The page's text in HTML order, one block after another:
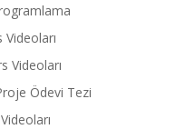
Videoları
Ödevi Tezi